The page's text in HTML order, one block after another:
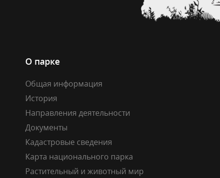
О парке
Общая информация
История
Направления деятельности
Документы
Кадастровые сведения
Карта национального парка
Растительный и животный мир